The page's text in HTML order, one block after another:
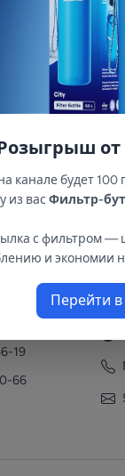
43
19
66
от
канале будет
из вас Фильтр-
с фильтром —
и экономии
Перейти в